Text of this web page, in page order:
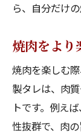
ら、自分だけ
焼肉をより
焼肉を楽しむ
製タレは、肉
トです。例え
性抜群で、肉